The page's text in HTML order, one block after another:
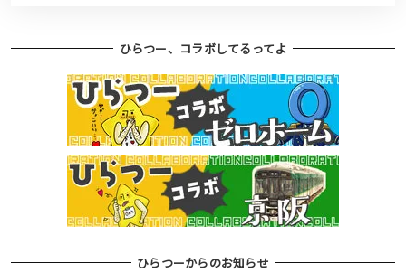
ひらつー、コラボしてるってよ
ひらつーからのお知らせ